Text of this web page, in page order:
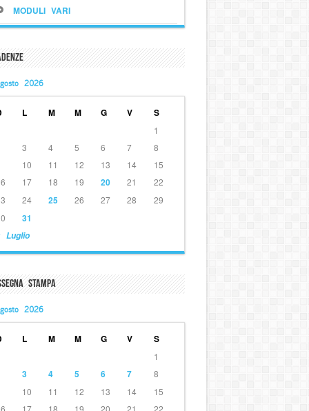
MODULI VARI
2026
L M M G V S
Luglio
1
3 4 5 6 7
8
10 11 12 13 14
15
17 18 19 20 21
22
24 25 26 27 28
29
31
Stampa
2026
L M M G V S
1
3 4 5 6 7
8
10 11 12 13 14
15
17 18 19 20 21 22